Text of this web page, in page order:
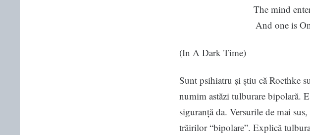
The mind
And one is
(In A Dark Time)
Sunt psihiatru și știu că Roethke
numim astăzi tulburare bipolară.
siguranță da. Versurile de mai
trăirilor “bipolare”. Explică